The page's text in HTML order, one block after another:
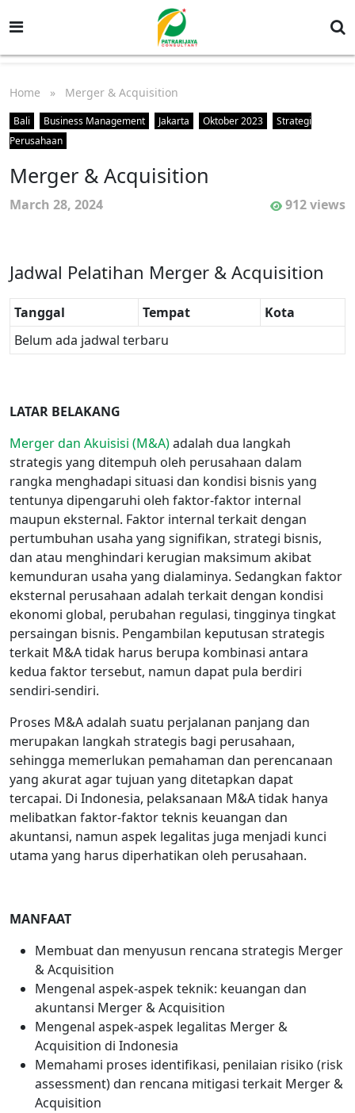
Home » Merger & Acquisition
Bali Business Management Jakarta Oktober 2023
Strategi
Perusahaan
Merger & Acquisition
March 28, 2024 912 views
Jadwal Pelatihan Merger & Acquisition
Tanggal Tempat
Kota
Belum ada jadwal terbaru
LATAR BELAKANG
Merger dan Akuisisi (M&A)adalah dua langkah
strategis yang ditempuh oleh perusahaan dalam
rangka menghadapi situasi dan kondisi bisnis yang
tentunya dipengaruhi oleh faktor-faktor internal
maupun eksternal. Faktor internal terkait dengan
pertumbuhan usaha yang signifikan, strategi bisnis,
dan atau menghindari kerugian maksimum akibat
kemunduran usaha yang dialaminya. Sedangkan faktor
eksternal perusahaan adalah terkait dengan kondisi
ekonomi global, perubahan regulasi, tingginya tingkat
persaingan bisnis. Pengambilan keputusan strategis
terkait M&A tidak harus berupa kombinasi antara
kedua faktor tersebut, namun dapat pula berdiri
sendiri-sendiri.
Proses M&A adalah suatu perjalanan panjang dan
merupakan langkah strategis bagi perusahaan,
sehingga memerlukan pemahaman dan perencanaan
yang akurat agar tujuan yang ditetapkan dapat
tercapai. Di Indonesia, pelaksanaan M&A tidak hanya
melibatkan faktor-faktor teknis keuangan dan
akuntansi, namun aspek legalitas juga menjadi kunci
utama yang harus diperhatikan oleh perusahaan.
MANFAAT
Membuat dan menyusun rencana strategis Merger
& Acquisition
Mengenal aspek-aspek teknik: keuangan dan
akuntansi Merger & Acquisition
Mengenal aspek-aspek legalitas Merger &
Acquisition di Indonesia
Memahami proses identifikasi, penilaian risiko (risk
assessment) dan rencana mitigasi terkait Merger &
Acquisition